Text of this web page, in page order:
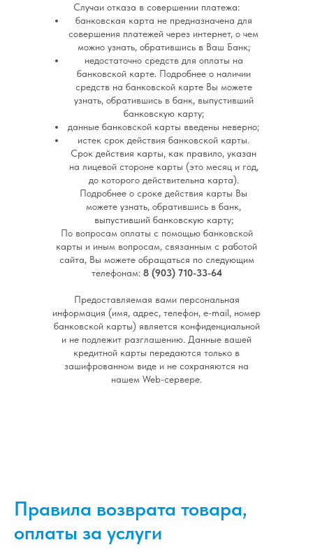
Случаи отказа в совершении платежа:
банковская карта не предназначена для
совершения платежей через интернет, о чем
можно узнать, обратившись в Ваш Банк;
недостаточно средств для оплаты на
банковской карте. Подробнее о наличии
средств на банковской карте Вы можете
узнать, обратившись в банк, выпустивший
банковскую карту;
данные банковской карты введены неверно;
истек срок действия банковской карты.
Срок действия карты, как правило, указан
на лицевой стороне карты (это месяц и год,
до которого действительна карта).
Подробнее о сроке действия карты Вы
можете узнать, обратившись в банк,
выпустивший банковскую карту;
По вопросам оплаты с помощью банковской
карты и иным вопросам, связанным с работой
сайта, Вы можете обращаться по следующим
телефонам: 8 (903) 710-33-64
Предоставляемая вами персональная
информация (имя, адрес, телефон, e-mail, номер
банковской карты) является конфиденциальной
и не подлежит разглашению. Данные вашей
кредитной карты передаются только в
зашифрованном виде и не сохраняются на
нашем Web-сервере.
Правила возврата товара,
оплаты за услуги